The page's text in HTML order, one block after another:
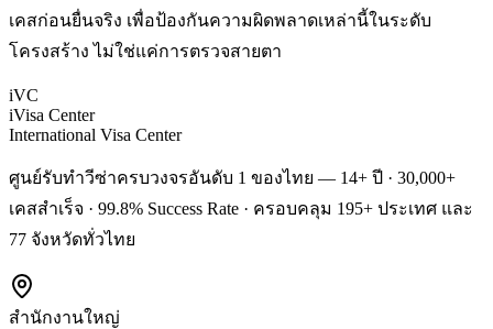
เคสก่อนยื่นจริง เพื่อป้องกันความผิดพลาดเหล่านี้ในระดับ
โครงสร้าง ไม่ใช่แค่การตรวจสายตา
iVC
iVisa Center
International Visa Center
ศูนย์รับทำวีซ่าครบวงจรอันดับ 1 ของไทย — 14+ ปี · 30,000+
เคสสำเร็จ · 99.8% Success Rate · ครอบคลุม 195+ ประเทศ และ
77 จังหวัดทั่วไทย
สำนักงานใหญ่